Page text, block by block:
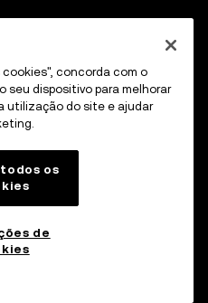
concorda com o
seu dispositivo para melhorar
utilização do site e ajudar
os
de